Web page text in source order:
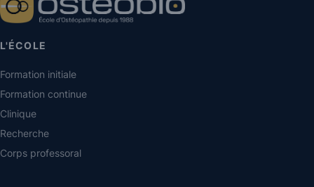
L'ÉCOLE
Formation initiale
Formation continue
Clinique
Recherche
Corps professoral